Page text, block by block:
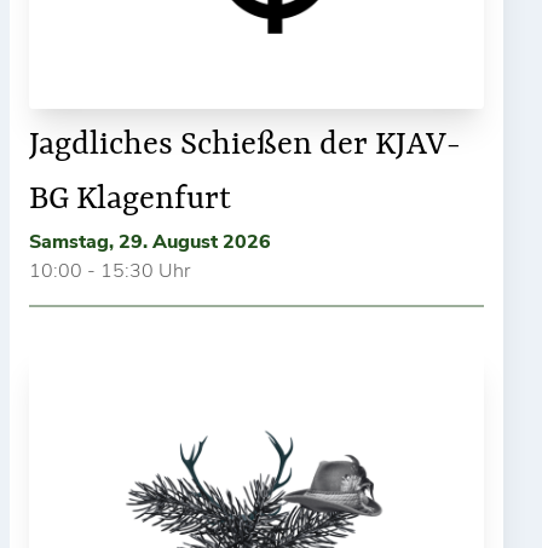
Jagdliches Schießen der KJAV-
BG Klagenfurt
Samstag, 29. August 2026
10:00 - 15:30 Uhr